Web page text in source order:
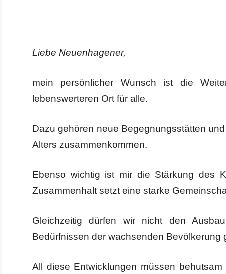
Liebe Neuenhagener,
mein persönlicher Wunsch ist die
lebenswerteren Ort für alle.
Dazu gehören neue Begegnungsstätten
Alters zusammenkommen.
Ebenso wichtig ist mir die Stärkung des
Zusammenhalt setzt eine starke
Gleichzeitig dürfen wir nicht den
Bedürfnissen der wachsenden Bevölkerung
All diese Entwicklungen müssen